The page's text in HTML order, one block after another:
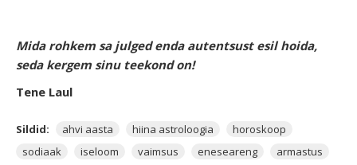
Mida rohkem sa julged enda autentsust esil hoida,
seda kergem sinu teekond on!
Tene Laul
Sildid: ahvi aasta hiina astroloogia
horoskoop
sodiaak
iseloom vaimsus eneseareng
armastus